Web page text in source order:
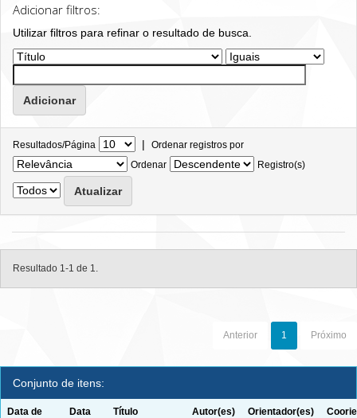
Adicionar filtros:
Utilizar filtros para refinar o resultado de busca.
Resultados/Página | Ordenar registros por
Ordenar
Registro(s)
Resultado 1-1 de 1.
Anterior 1 Próximo
Conjunto de itens:
Data de
Data
Título Autor(es) Orientador(es)